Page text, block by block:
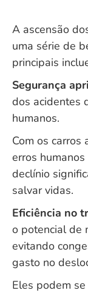
A ascensão
uma série de
principais
Segurança
dos acidentes
humanos.
Com os
erros
declínio
salvar vidas.
Eficiência no
o potencial de
evitando
gasto no
Eles podem